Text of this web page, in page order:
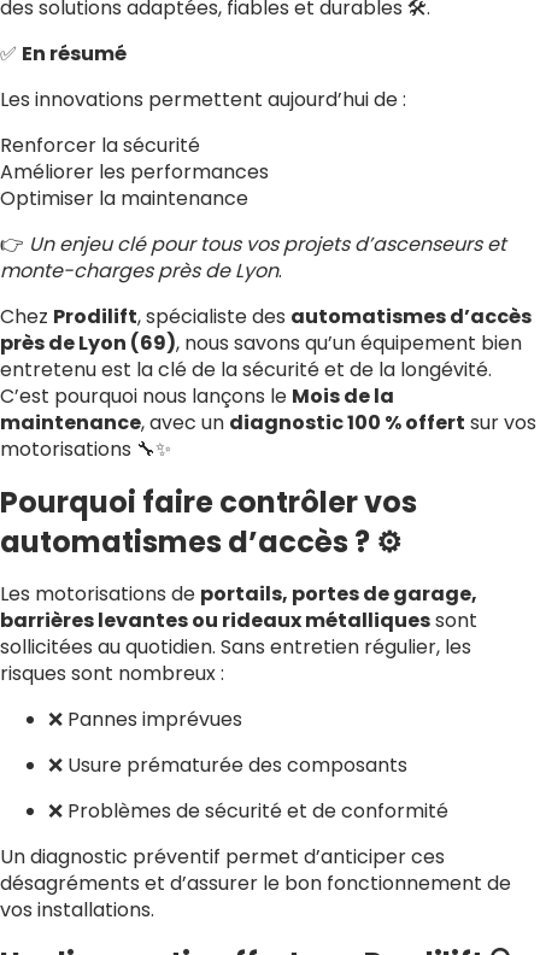
des solutions adaptées, fiables et durables 🛠️.
✅ En résumé
Les innovations permettent aujourd’hui de :
Renforcer la sécurité
Améliorer les performances
Optimiser la maintenance
👉 Un enjeu clé pour tous vos projets d’ascenseurs et
monte-charges près de Lyon.
Chez Prodilift, spécialiste des automatismes d’accès
près de Lyon (69), nous savons qu’un équipement bien
entretenu est la clé de la sécurité et de la longévité.
C’est pourquoi nous lançons le Mois de la
maintenance, avec un diagnostic 100 % offert sur vos
motorisations 🔧✨
Pourquoi faire contrôler vos
automatismes d’accès ? ⚙️
Les motorisations de portails, portes de garage,
barrières levantes ou rideaux métalliquessont
sollicitées au quotidien. Sans entretien régulier, les
risques sont nombreux :
❌ Pannes imprévues
❌ Usure prématurée des composants
❌ Problèmes de sécurité et de conformité
Un diagnostic préventif permet d’anticiper ces
désagréments et d’assurer le bon fonctionnement de
vos installations.